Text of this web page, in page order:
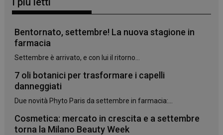
Bentornato, settembre! La nuova stagione in
farmacia
Settembre è arrivato, e con lui il ritorno...
7 oli botanici per trasformare i capelli
danneggiati
Due novità Phyto Paris da settembre in farmacia:...
Cosmetica: mercato in crescita e a settembre
torna la Milano Beauty Week